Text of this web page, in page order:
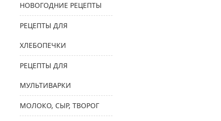
НОВОГОДНИЕ РЕЦЕПТЫ
РЕЦЕПТЫ ДЛЯ
ХЛЕБОПЕЧКИ
РЕЦЕПТЫ ДЛЯ
МУЛЬТИВАРКИ
МОЛОКО, СЫР, ТВОРОГ